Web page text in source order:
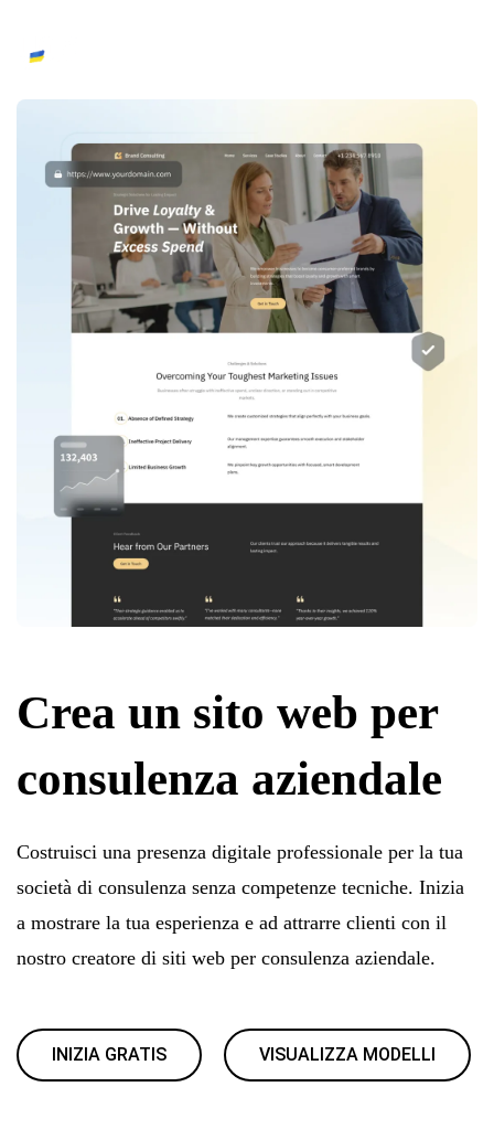
Crea un sito web per
consulenza aziendale
Costruisci una presenza digitale professionale per la tua
società di consulenza senza competenze tecniche. Inizia
a mostrare la tua esperienza e ad attrarre clienti con il
nostro creatore di siti web per consulenza aziendale.
INIZIA GRATIS VISUALIZZA MODELLI